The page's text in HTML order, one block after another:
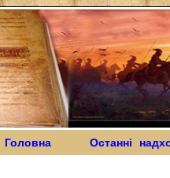
Головна Останні